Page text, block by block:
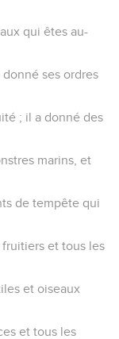
qui êtes au-
donné ses ordres
; il a donné des
marins, et
de tempête qui
et tous les
et oiseaux
et tous les